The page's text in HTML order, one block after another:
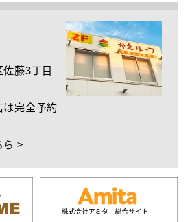
藤3丁目
完全予約
ら >